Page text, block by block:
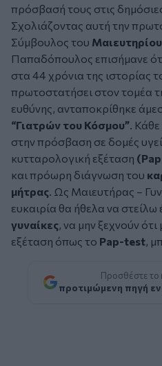
πρόσβασή τους στις
Σχολιάζοντας αυτή την
Σύμβουλος του
Παπαδόπουλος επισήμανε
στα 44 χρόνια της ιστορίας
πρωτοστατήσει στον τομέα
ευθύνης, ανταποκρίθηκε
“Γιατρών του Κόσμου”. Κάθε
στην πρόσβαση σε δομές
κυτταρολογική εξέταση
και πρόωρη διάγνωση του
μήτρας. Ως Μαιευτήρας –
ευκαιρία θα ήθελα να στείλω
γυναίκες, να μην ξεχνούν
εξέταση όπως το Pap-test,
Προσθέστε το
προτιμώμενη πηγή